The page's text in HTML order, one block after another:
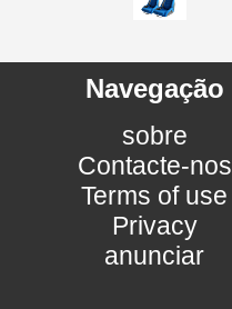
Navegação
sobre
Contacte-nos
Terms of use
Privacy
anunciar